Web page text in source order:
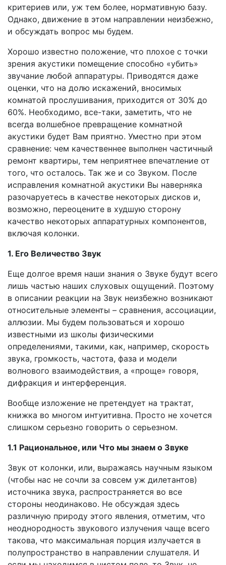
критериев или, уж тем более, нормативную базу.
Однако, движение в этом направлении неизбежно,
и обсуждать вопрос мы будем.
Хорошо известно положение, что плохое с точки
зрения акустики помещение способно «убить»
звучание любой аппаратуры. Приводятся даже
оценки, что на долю искажений, вносимых
комнатой прослушивания, приходится от 30% до
60%. Необходимо, все-таки, заметить, что не
всегда волшебное превращение комнатной
акустики будет Вам приятно. Уместно при этом
сравнение: чем качественнее выполнен частичный
ремонт квартиры, тем неприятнее впечатление от
того, что осталось. Так же и со Звуком. После
исправления комнатной акустики Вы наверняка
разочаруетесь в качестве некоторых дисков и,
возможно, переоцените в худшую сторону
качество некоторых аппаратурных компонентов,
включая колонки.
1. Его Величество Звук
Еще долгое время наши знания о Звуке будут всего
лишь частью наших слуховых ощущений. Поэтому
в описании реакции на Звук неизбежно возникают
относительные элементы – сравнения, ассоциации,
аллюзии. Мы будем пользоваться и хорошо
известными из школы физическими
определениями, такими, как, например, скорость
звука, громкость, частота, фаза и модели
волнового взаимодействия, а «проще» говоря,
дифракция и интерференция.
Вообще изложение не претендует на трактат,
книжка во многом интуитивна. Просто не хочется
слишком серьезно говорить о серьезном.
1.1 Рациональное, или Что мы знаем о Звуке
Звук от колонки, или, выражаясь научным языком
(чтобы нас не сочли за совсем уж дилетантов)
источника звука, распространяется во все
стороны неодинаково. Не обсуждая здесь
различную природу этого явления, отметим, что
неоднородность звукового излучения чаще всего
такова, что максимальная порция излучается в
полупространство в направлении слушателя. И